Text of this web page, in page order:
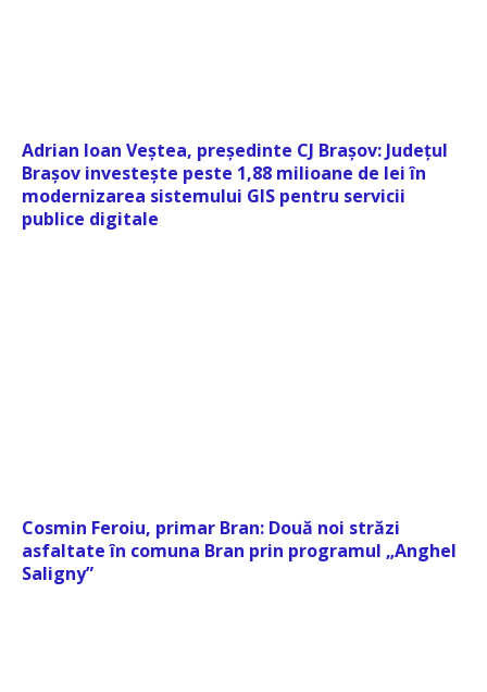
Adrian Ioan Veștea, președinte CJ Brașov: Județul
Brașov investește peste 1,88 milioane de lei în
modernizarea sistemului GIS pentru servicii
publice digitale
Cosmin Feroiu, primar Bran: Două noi străzi
asfaltate în comuna Bran prin programul „Anghel
Saligny”